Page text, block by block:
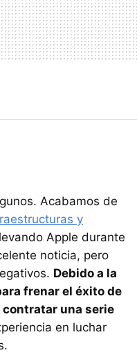
Acabamos de
y
Apple durante
noticia, pero
Debido a la
frenar el éxito de
contratar una serie
en luchar